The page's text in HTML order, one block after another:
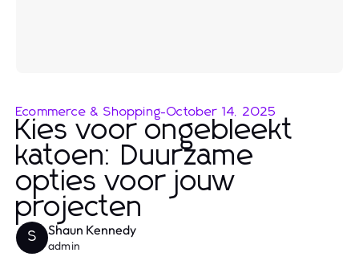
Ecommerce & Shopping-October 14, 2025
Kies voor ongebleekt
katoen: Duurzame
opties voor jouw
projecten
S Shaun Kennedy
admin